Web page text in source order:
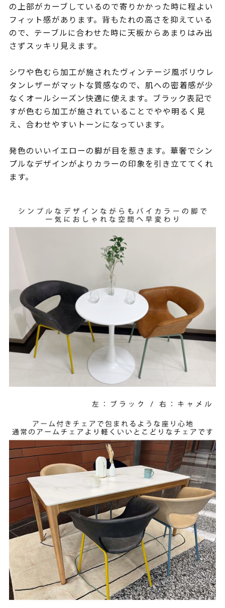
の上部がカーブしているので寄りかかった時に程よい
フィット感があります。背もたれの高さを抑えている
ので、テーブルに合わせた時に天板からあまりはみ出
さずスッキリ見えます。
シワや色むら加工が施されたヴィンテージ風ポリウレ
タンレザーがマットな質感なので、肌への密着感が少
なくオールシーズン快適に使えます。ブラック表記で
すが色むら加工が施されていることでやや明るく見
え、合わせやすいトーンになっています。
発色のいいイエローの脚が目を惹きます。華奢でシン
プルなデザインがよりカラーの印象を引き立ててくれ
ます。